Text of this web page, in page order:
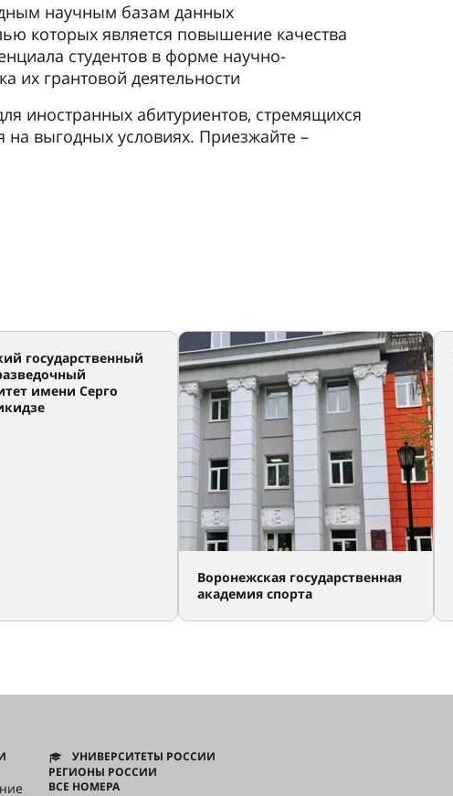
научным базам данных
которых является повышение качества
студентов в форме научно-
их грантовой деятельности
иностранных абитуриентов, стремящихся
выгодных условиях. Приезжайте –
государственный
имени Серго
Воронежская государственная
академия спорта
УНИВЕРСИТЕТЫ РОССИИ
РЕГИОНЫ РОССИИ
ВСЕ НОМЕРА